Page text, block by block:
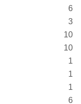
6
3
10
10
1
1
1
6